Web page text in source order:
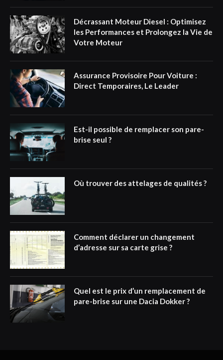
Décrassant Moteur Diesel : Optimisez
les Performances et Prolongez la Vie de
Votre Moteur
Assurance Provisoire Pour Voiture :
Direct Temporaires, Le Leader
Est-il possible de remplacer son pare-
brise seul ?
Où trouver des attelages de qualités ?
Comment déclarer un changement
d’adresse sur sa carte grise ?
Quel est le prix d’un remplacement de
pare-brise sur une Dacia Dokker ?